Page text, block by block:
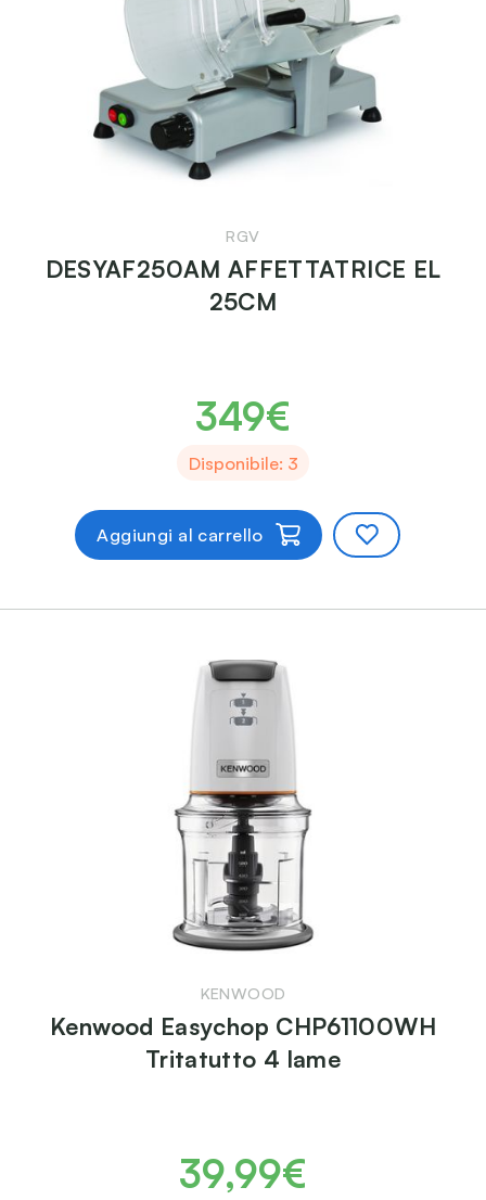
RGV
DESYAF250AM AFFETTATRICE EL
25CM
349€
Disponibile: 3
Aggiungi al carrello
KENWOOD
Kenwood Easychop CHP61100WH
Tritatutto 4 lame
39,99€